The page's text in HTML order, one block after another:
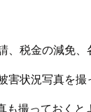
税金の減免
状況写真を
撮っておくと